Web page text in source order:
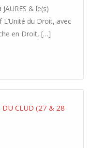
& le(s)
du Droit, avec
en Droit, […]
DU CLUD (27 & 28